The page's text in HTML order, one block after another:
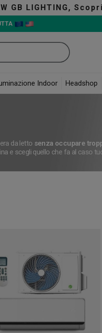
Indoor Headshop
da letto senza occupare
e scegli quello che fa al caso